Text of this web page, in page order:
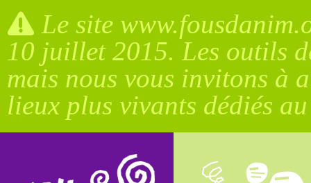
Le site
10 juillet 2015. Les outils
mais nous vous invitons à
lieux plus vivants dédiés